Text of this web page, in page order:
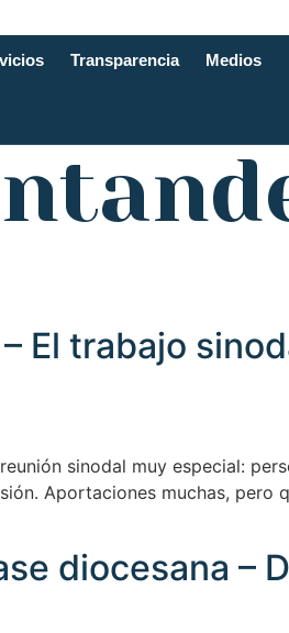
Transparencia Medios
El trabajo
sinodal muy especial:
Aportaciones muchas, pero
diocesana –